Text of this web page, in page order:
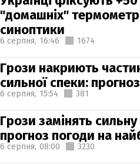
"домашніх"
синоптики
6 серпня, 16:46 1674
Грози накриють
сильної спеки:
6 серпня, 15:54 381
Грози замінять
прогноз погоди на
6 серпня, 08:00 3230